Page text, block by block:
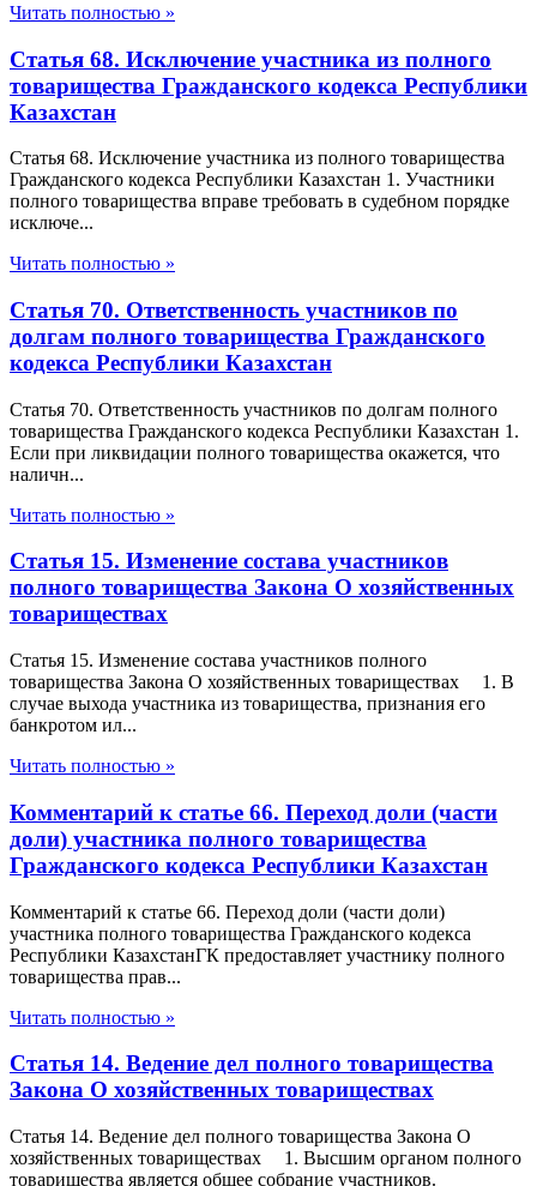
Читать полностью »
Статья 68. Исключение участника из полного
товарищества Гражданского кодекса Республики
Казахстан
Статья 68. Исключение участника из полного товарищества
Гражданского кодекса Республики Казахстан 1. Участники
полного товарищества вправе требовать в судебном порядке
исключе...
Читать полностью »
Статья 70. Ответственность участников по
долгам полного товарищества Гражданского
кодекса Республики Казахстан
Статья 70. Ответственность участников по долгам полного
товарищества Гражданского кодекса Республики Казахстан 1.
Если при ликвидации полного товарищества окажется, что
наличн...
Читать полностью »
Статья 15. Изменение состава участников
полного товарищества Закона О хозяйственных
товариществах
Статья 15. Изменение состава участников полного
товарищества Закона О хозяйственных товариществах 1. В
случае выхода участника из товарищества, признания его
банкротом ил...
Читать полностью »
Комментарий к статье 66. Переход доли (части
доли) участника полного товарищества
Гражданского кодекса Республики Казахстан
Комментарий к статье 66. Переход доли (части доли)
участника полного товарищества Гражданского кодекса
Республики КазахстанГК предоставляет участнику полного
товарищества прав...
Читать полностью »
Статья 14. Ведение дел полного товарищества
Закона О хозяйственных товариществах
Статья 14. Ведение дел полного товарищества Закона О
хозяйственных товариществах 1. Высшим органом полного
товарищества является общее собрание участников.